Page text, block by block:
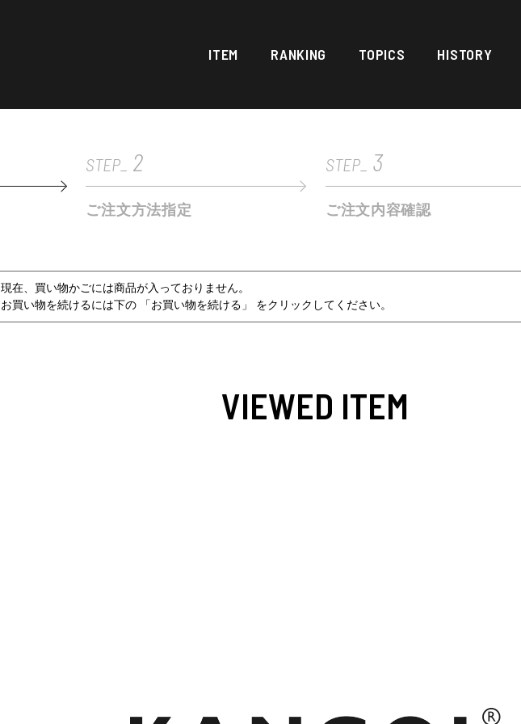
ITEM RANKING TOPICS HISTORY
STEP_ 2
ご注文方法指定
STEP_ 3
ご注文内容確認
現在、買い物かごには商品が入っておりません。
お買い物を続けるには下の 「お買い物を続ける」 をクリックしてください。
VIEWED ITEM